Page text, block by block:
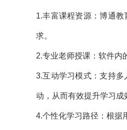
1.丰富课程资源：博通
求。
2.专业老师授课：软件内
3.互动学习模式：支持
动，从而有效提升学习成
4.个性化学习路径：根据